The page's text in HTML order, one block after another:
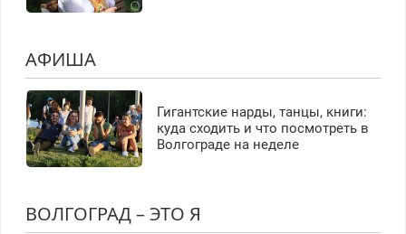
АФИША
Гигантские нарды, танцы, книги:
куда сходить и что посмотреть в
Волгограде на неделе
ВОЛГОГРАД – ЭТО Я